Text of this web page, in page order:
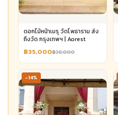
ดอกไม้หน้าเมรุ วัดโพธาราม ส่ง
ถึงวัด กรุงเทพฯ | Aorest
฿35,000฿38,000
-14%